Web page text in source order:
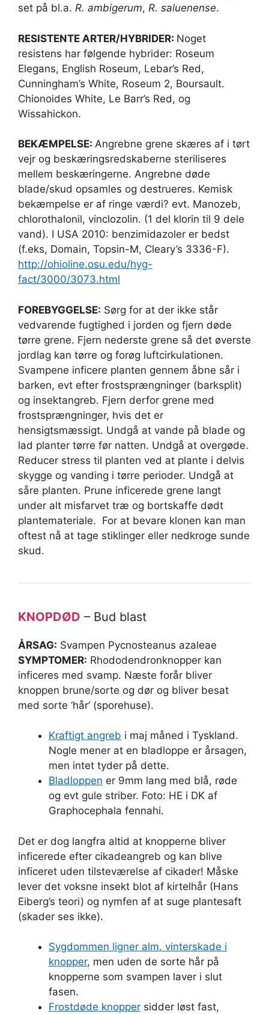
set på bl.a. R. ambigerum, R. saluenense.
RESISTENTE ARTER/HYBRIDER: Noget
resistens har følgende hybrider: Roseum
Elegans, English Roseum, Lebar’s Red,
Cunningham’s White, Roseum 2, Boursault.
Chionoides White, Le Barr’s Red, og
Wissahickon.
BEKÆMPELSE: Angrebne grene skæres af i tørt
vejr og beskæringsredskaberne steriliseres
mellem beskæringerne. Angrebne døde
blade/skud opsamles og destrueres. Kemisk
bekæmpelse er af ringe værdi? evt. Manozeb,
chlorothalonil, vinclozolin. (1 del klorin til 9 dele
vand). I USA 2010: benzimidazoler er bedst
(f.eks, Domain, Topsin-M, Cleary’s 3336-F).
http://ohioline.osu.edu/hyg-
fact/3000/3073.html
FOREBYGGELSE: Sørg for at der ikke står
vedvarende fugtighed i jorden og fjern døde
tørre grene. Fjern nederste grene så det øverste
jordlag kan tørre og forøg luftcirkulationen.
Svampene inficere planten gennem åbne sår i
barken, evt efter frostsprængninger (barksplit)
og insektangreb. Fjern derfor grene med
frostsprængninger, hvis det er
hensigtsmæssigt. Undgå at vande på blade og
lad planter tørre før natten. Undgå at overgøde.
Reducer stress til planten ved at plante i delvis
skygge og vanding i tørre perioder. Undgå at
såre planten. Prune inficerede grene langt
under alt misfarvet træ og bortskaffe dødt
plantemateriale. For at bevare klonen kan man
oftest nå at tage stiklinger eller nedkroge sunde
skud.
KNOPDØD – Bud blast
ÅRSAG: Svampen Pycnosteanus azaleae
SYMPTOMER: Rhododendronknopper kan
inficeres med svamp. Næste forår bliver
knoppen brune/sorte og dør og bliver besat
med sorte ‘hår’ (sporehuse).
Kraftigt angreb i maj måned i Tyskland.
Nogle mener at en bladloppe er årsagen,
men intet tyder på dette.
Bladloppen er 9mm lang med blå, røde
og evt gule striber. Foto: HE i DK af
Graphocephala fennahi.
Det er dog langfra altid at knopperne bliver
inficerede efter cikadeangreb og kan blive
inficeret uden tilsteværelse af cikader! Måske
lever det voksne insekt blot af kirtelhår (Hans
Eiberg’s teori) og nymfen af at suge plantesaft
(skader ses ikke).
Sygdommen ligner alm. vinterskade i
knopper, men uden de sorte hår på
knopperne som svampen laver i slut
fasen.
Frostdøde knopper sidder løst fast,